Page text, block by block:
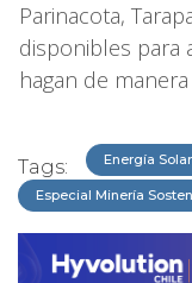
Parinacota,
disponibles para
hagan de
Tags: Energía Solar
Especial Minería